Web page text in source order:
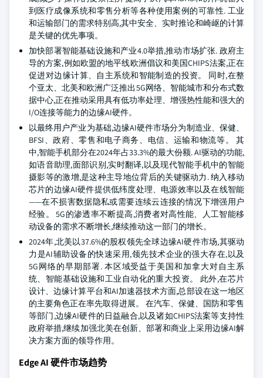
到医疗成像系统和零售分析等各种使用案例的可靠性. 工业
和运输部门的需求特别高,其中安全、实时推论和崎岖的计算
是关键的优先事项。
加快部署智能基础设施和产业4.0举措,推动市场扩张. 政府主
导的方案,例如欧盟的地平线欧洲倡议和美国CHIPS法案,正在
促进对边缘计算、自主系统和智能制造的投资。 同时,在整
个亚太、北美和欧洲广泛推出5G网络、智能城市和分布式数
据中心,正在推动采用具有低功率处理、增强热性能和强大的
I/O连接等能力的边缘AI硬件。
以最终用户产业为基础,边缘AI硬件市场分为制造业、保健、
BFSI、政府、零售和电子商务、电信、运输和物流等。 其
中,智能手机部分在2024年占33.3%的最大份额. AI驱动的功能,
如语音助理,面部识别,实时翻译,以及现代智能手机中的智能
摄影等的激增,是这种主导地位背后的关键驱动力. 纳入移动
芯片的边缘AI硬件提供低纬度处理、电源效率以及在线智能
——在不损害数据隐私或需要连续云连接的情况下增强用户
经验。 5G的渗透率不断提高,消费者对高性能、人工智能移
动设备的需求不断增长,继续推动这一部门的增长。
2024年,北美以37.6%的股权领先全球边缘AI硬件市场,其驱动
力是AI辅助设备的快速采用,领先技术企业的强大存在,以及
5G网络的早期部署. 本区域受益于美国和加拿大对自主系
统、智能基础设施和工业自动化的重大投资。 此外,在芯片
设计、边缘计算平台和AI加速器技术方面,总部设在这一地区
的主要角色正在率先取得进展。 在汽车、保健、国防和零售
等部门,边缘AI硬件的日益融合,以及诸如CHIPS法案等支持性
政府举措,继续加强北美在创新、部署和商业上采用边缘AI解
决方案方面的领导作用。
Edge AI 硬件市场趋势